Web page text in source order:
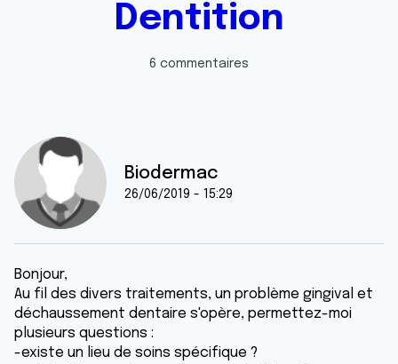
Dentition
6 commentaires
Biodermac
26/06/2019 - 15:29
Bonjour,
Au fil des divers traitements, un problème gingival et
déchaussement dentaire s'opère, permettez-moi
plusieurs questions :
-existe un lieu de soins spécifique ?